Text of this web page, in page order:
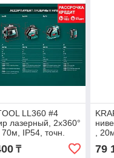
LL360 #4
лазерный, 2х360°
IP54, точн.
мм/м, держатель,
в кейсе
₸
,
79